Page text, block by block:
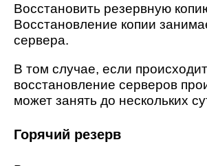
Восстановить резервную
Восстановление копии
сервера.
В том случае, если
восстановление серверов
может занять до нескольких
Горячий резерв